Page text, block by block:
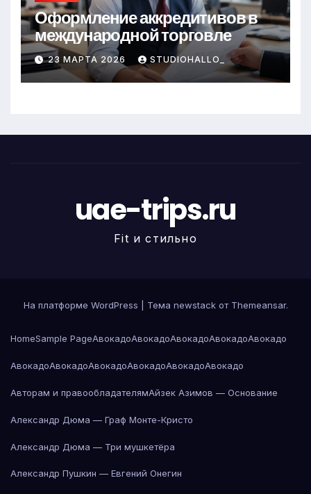
Оформление аккредитивов в
международной торговле
23 МАРТА 2026 STUDIOHALLO_
uae-trips.ru
Fit и стильно
На платформе WordPress Тема newstack от Themeansar.
HomeSample PageАвокадоАвокадоАвокадоАвокадоАвокадо
АвокадоАвокадоАвокадоАвокадоАвокадоАвокадо
Авторам и правообладателямАйзек Азимов — Основание
Александр Дюма — Граф Монте-Кристо
Александр Дюма — Три мушкетёра
Александр Пушкин — Евгений Онегин